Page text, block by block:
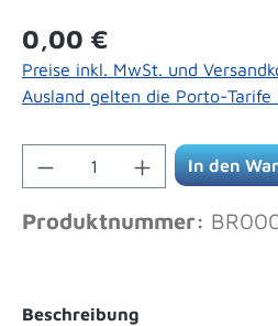
Regulärer Preis:
0,00 €
Preise inkl. MwSt. und
Ausland gelten die Porto-Tarife
Produkt Anzahl: Gib
In den
Produktnummer:
Beschreibung